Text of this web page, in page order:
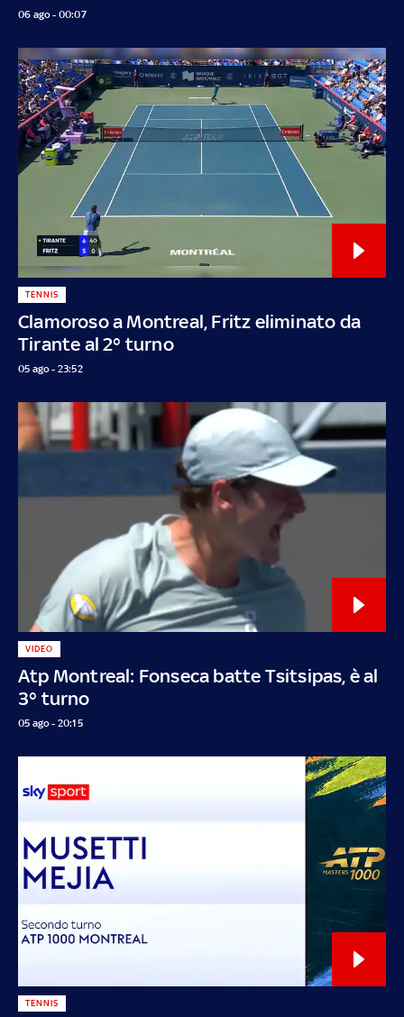
06 ago - 00:07
Clamoroso a Montreal, Fritz eliminato da
Tirante al 2° turno
TENNIS
05 ago - 23:52
Atp Montreal: Fonseca batte Tsitsipas, è al
3° turno
VIDEO
05 ago - 20:15
TENNIS